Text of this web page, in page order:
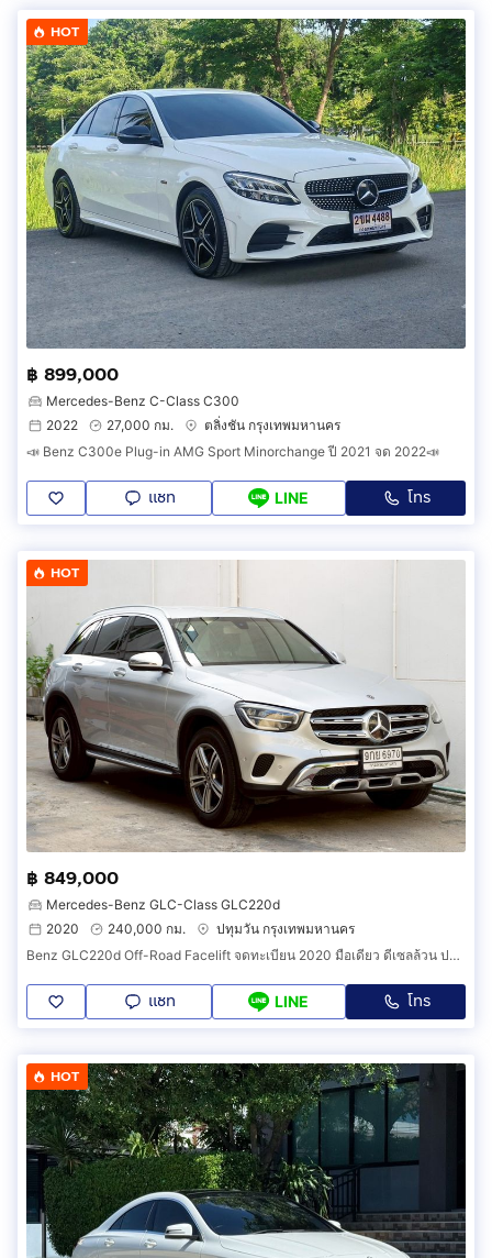
HOT
฿ 899,000
Mercedes-Benz C-Class C300
2022
27,000 กม.
ตลิ่งชัน กรุงเทพมหานคร
📣 Benz C300e Plug-in AMG Sport Minorchange ปี 2021 จด 2022📣
แชท LINE โทร
HOT
฿ 849,000
Mercedes-Benz GLC-Class GLC220d
2020
240,000 กม.
ปทุมวัน กรุงเทพมหานคร
Benz GLC220d Off-Road Facelift จดทะเบียน 2020 มือเดียว ดีเซลล้วน ประหยัดน้ำมัน ดูแลง่าย เซอร์วิสศูนย์ตลอด
แชท LINE โทร
HOT